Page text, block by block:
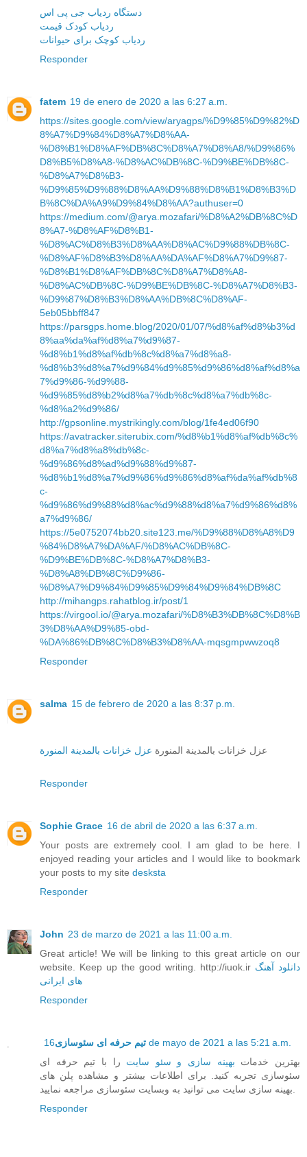
دستگاه ردیاب جی پی اس
ردیاب کودک قیمت
ردیاب کوچک برای حیوانات
Responder
fatem 19 de enero de 2020 a las 6:27 a.m.
https://sites.google.com/view/aryagps/%D9%85%D9%82%D
8%A7%D9%84%D8%A7%D8%AA-
%D8%B1%D8%AF%DB%8C%D8%A7%D8%A8/%D9%86%
D8%B5%D8%A8-%D8%AC%DB%8C-%D9%BE%DB%8C-
%D8%A7%D8%B3-
%D9%85%D9%88%D8%AA%D9%88%D8%B1%D8%B3%D
B%8C%DA%A9%D9%84%D8%AA?authuser=0
https://medium.com/@arya.mozafari/%D8%A2%DB%8C%D
8%A7-%D8%AF%D8%B1-
%D8%AC%D8%B3%D8%AA%D8%AC%D9%88%DB%8C-
%D8%AF%D8%B3%D8%AA%DA%AF%D8%A7%D9%87-
%D8%B1%D8%AF%DB%8C%D8%A7%D8%A8-
%D8%AC%DB%8C-%D9%BE%DB%8C-%D8%A7%D8%B3-
%D9%87%D8%B3%D8%AA%DB%8C%D8%AF-
5eb05bbff847
https://parsgps.home.blog/2020/01/07/%d8%af%d8%b3%d
8%aa%da%af%d8%a7%d9%87-
%d8%b1%d8%af%db%8c%d8%a7%d8%a8-
%d8%b3%d8%a7%d9%84%d9%85%d9%86%d8%af%d8%a
7%d9%86-%d9%88-
%d9%85%d8%b2%d8%a7%db%8c%d8%a7%db%8c-
%d8%a2%d9%86/
http://gpsonline.mystrikingly.com/blog/1fe4ed06f90
https://avatracker.siterubix.com/%d8%b1%d8%af%db%8c%
d8%a7%d8%a8%db%8c-
%d9%86%d8%ad%d9%88%d9%87-
%d8%b1%d8%a7%d9%86%d9%86%d8%af%da%af%db%8
c-
%d9%86%d9%88%d8%ac%d9%88%d8%a7%d9%86%d8%
a7%d9%86/
https://5e0752074bb20.site123.me/%D9%88%D8%A8%D9
%84%D8%A7%DA%AF/%D8%AC%DB%8C-
%D9%BE%DB%8C-%D8%A7%D8%B3-
%D8%A8%DB%8C%D9%86-
%D8%A7%D9%84%D9%85%D9%84%D9%84%DB%8C
http://mihangps.rahatblog.ir/post/1
https://virgool.io/@arya.mozafari/%D8%B3%DB%8C%D8%B
3%D8%AA%D9%85-obd-
%DA%86%DB%8C%D8%B3%D8%AA-mqsgmpwwzoq8
Responder
salma 15 de febrero de 2020 a las 8:37 p.m.
عزل خزانات بالمدينة المنورة عزل خزانات بالمدينة المنورة
Responder
Sophie Grace 16 de abril de 2020 a las 6:37 a.m.
Your posts are extremely cool. I am glad to be here. I
enjoyed reading your articles and I would like to bookmark
your posts to my site desksta
Responder
John 23 de marzo de 2021 a las 11:00 a.m.
Great article! We will be linking to this great article on our
website. Keep up the good writing. http://iuok.ir دانلود آهنگ
های ایرانی
Responder
تیم حرفه ای سئوسازی 16 de mayo de 2021 a las 5:21 a.m.
بهترین خدمات بهینه سازی و سئو سایت را با تیم حرفه ای
سئوسازی تجربه کنید. برای اطلاعات بیشتر و مشاهده پلن های
بهینه سازی سایت می توانید به وبسایت سئوسازی مراجعه نمایید.
Responder